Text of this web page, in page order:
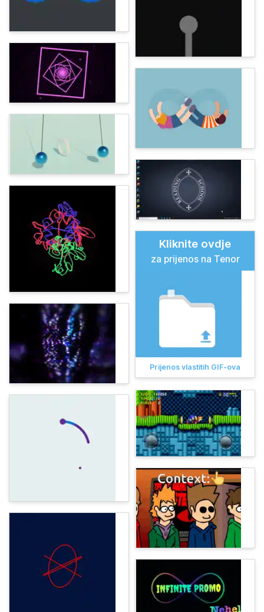
Kliknite ovdje
za prijenos na Tenor
Prijenos vlastitih GIF-ova